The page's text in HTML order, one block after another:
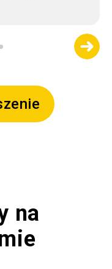
na